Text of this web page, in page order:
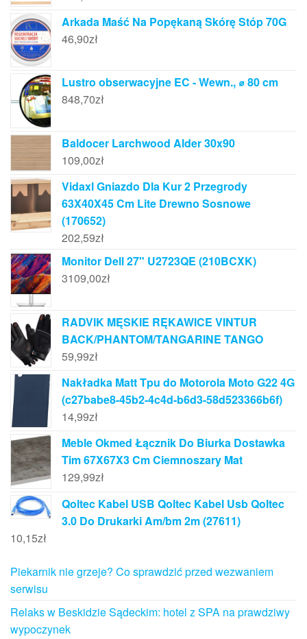
Arkada Maść Na Popękaną Skórę Stóp 70G
46,90zł
Lustro obserwacyjne EC - Wewn., ⌀ 80 cm
848,70zł
Baldocer Larchwood Alder 30x90
109,00zł
Vidaxl Gniazdo Dla Kur 2 Przegrody
63X40X45 Cm Lite Drewno Sosnowe
(170652)
202,59zł
Monitor Dell 27" U2723QE (210BCXK)
3109,00zł
RADVIK MĘSKIE RĘKAWICE VINTUR
BACK/PHANTOM/TANGARINE TANGO
59,99zł
Nakładka Matt Tpu do Motorola Moto G22 4G
(c27babe8-45b2-4c4d-b6d3-58d523366b6f)
14,99zł
Meble Okmed Łącznik Do Biurka Dostawka
Tim 67X67X3 Cm Ciemnoszary Mat
129,99zł
Qoltec Kabel USB Qoltec Kabel Usb Qoltec
3.0 Do Drukarki Am/bm 2m (27611)
10,15zł
Piekarnik nie grzeje? Co sprawdzić przed wezwaniem
serwisu
Relaks w Beskidzie Sądeckim: hotel z SPA na prawdziwy
wypoczynek